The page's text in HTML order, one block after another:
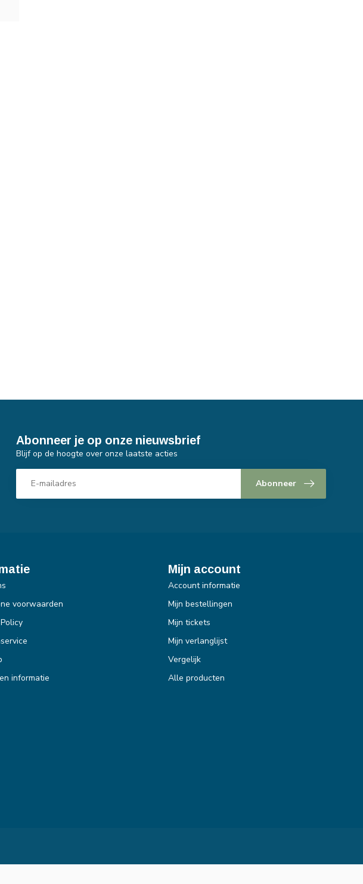
Abonneer je op onze nieuwsbrief
Blijf op de hoogte over onze laatste acties
Abonneer
voorwaarden
informatie
Mijn account
Account informatie
Mijn bestellingen
Mijn tickets
Mijn verlanglijst
Vergelijk
Alle producten